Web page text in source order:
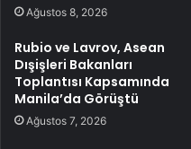
Ağustos 8, 2026
Rubio ve Lavrov, Asean
Dışişleri Bakanları
Toplantısı Kapsamında
Manila’da Görüştü
Ağustos 7, 2026